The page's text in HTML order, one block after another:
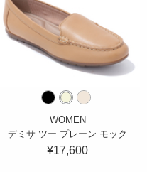
WOMEN
デミサ ツー プレーン モック
¥17,600